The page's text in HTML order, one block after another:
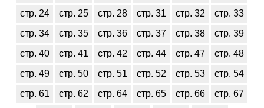
стр. 24
стр. 25 стр. 28 стр. 31 стр. 32
стр. 33
стр. 34
стр. 35 стр. 36 стр. 37 стр. 38
стр. 39
стр. 40
стр. 41 стр. 42 стр. 44 стр. 47
стр. 48
стр. 49
стр. 50 стр. 51 стр. 52 стр. 53
стр. 54
стр. 61
стр. 62 стр. 64 стр. 65 стр. 66
стр. 67